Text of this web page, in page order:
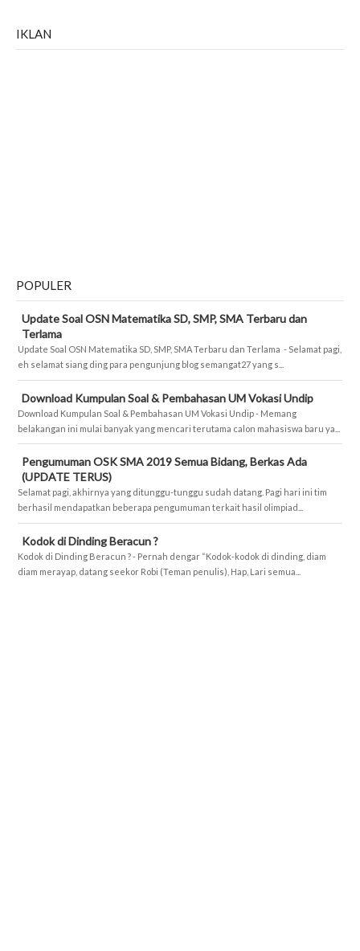
IKLAN
POPULER
Update Soal OSN Matematika SD, SMP, SMA Terbaru dan
Terlama
Update Soal OSN Matematika SD, SMP, SMA Terbaru dan Terlama - Selamat pagi,
eh selamat siang ding para pengunjung blog semangat27 yang s...
Download Kumpulan Soal & Pembahasan UM Vokasi Undip
Download Kumpulan Soal & Pembahasan UM Vokasi Undip - Memang
belakangan ini mulai banyak yang mencari terutama calon mahasiswa baru ya...
Pengumuman OSK SMA 2019 Semua Bidang, Berkas Ada
(UPDATE TERUS)
Selamat pagi, akhirnya yang ditunggu-tunggu sudah datang. Pagi hari ini tim
berhasil mendapatkan beberapa pengumuman terkait hasil olimpiad...
Kodok di Dinding Beracun ?
Kodok di Dinding Beracun ? - Pernah dengar “Kodok-kodok di dinding, diam
diam merayap, datang seekor Robi (Teman penulis), Hap, Lari semua...